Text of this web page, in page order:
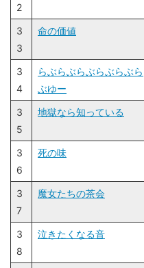
2
3
3
命の価値
3
4
らぶらぶらぶらぶらぶら
ぶゆー
3
5
地獄なら知っている
3
6
死の味
3
7
魔女たちの茶会
3
8
泣きたくなる音